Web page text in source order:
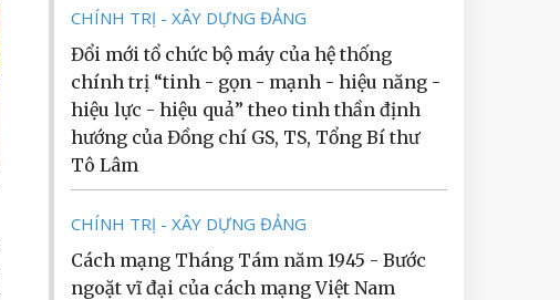
CHÍNH TRỊ - XÂY DỰNG ĐẢNG
Đổi mới tổ chức bộ máy của hệ thống
chính trị “tinh - gọn - mạnh - hiệu năng -
hiệu lực - hiệu quả” theo tinh thần định
hướng của Đồng chí GS, TS, Tổng Bí thư
Tô Lâm
CHÍNH TRỊ - XÂY DỰNG ĐẢNG
Cách mạng Tháng Tám năm 1945 - Bước
ngoặt vĩ đại của cách mạng Việt Nam